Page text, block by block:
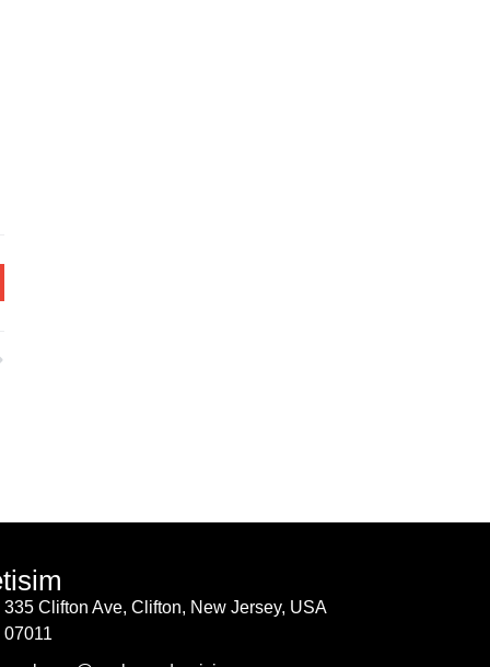
335 Clifton Ave, Clifton, New Jersey, USA
07011